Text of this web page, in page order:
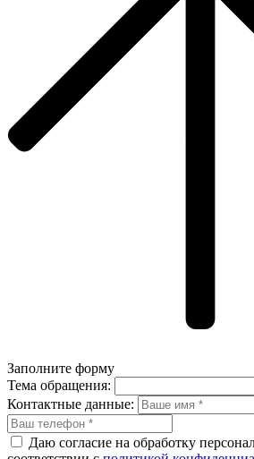
Заполните форму
Тема обращения:
Контактные данные:
Даю согласие на обработку